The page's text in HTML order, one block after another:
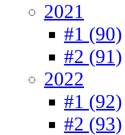
2021
#1 (90)
#2 (91)
2022
#1 (92)
#2 (93)